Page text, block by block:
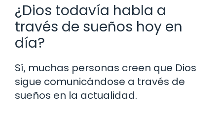
¿Dios todavía habla a
través de sueños hoy en
día?
Sí, muchas personas creen que Dios
sigue comunicándose a través de
sueños en la actualidad.